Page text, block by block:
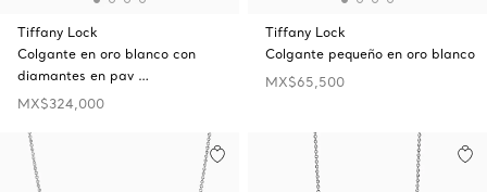
Tiffany Lock
Colgante en oro blanco con
diamantes en pav …
MX$324,000
Tiffany Lock
Colgante pequeño en oro blanco
MX$65,500